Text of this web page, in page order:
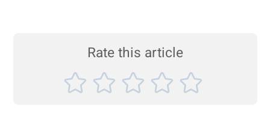
Rate this article